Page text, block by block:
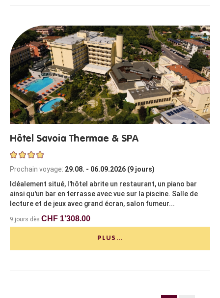
Hôtel Savoia Thermae & SPA
Prochain voyage: 29.08. - 06.09.2026 (9 jours)
Idéalement situé, l'hôtel abrite un restaurant, un piano bar
ainsi qu'un bar en terrasse avec vue sur la piscine. Salle de
lecture et de jeux avec grand écran, salon fumeur...
9 jours dès CHF 1'308.00
PLUS…